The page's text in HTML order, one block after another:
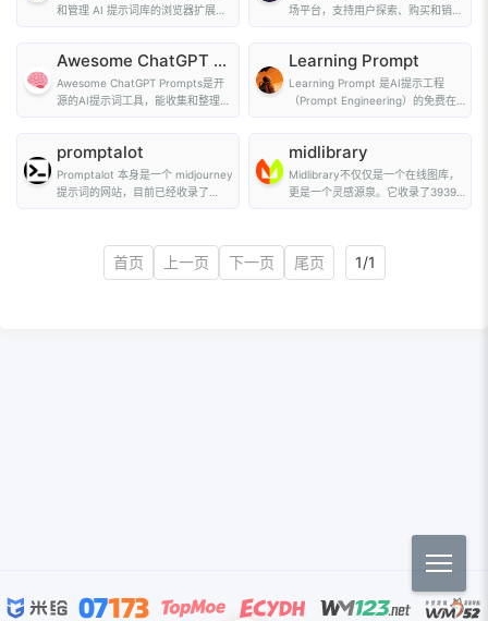
和管理 AI 提示词库的浏览器扩展工
场平台，支持用户探索、购买和销售
Awesome ChatGPT Prompts
Awesome ChatGPT Prompts是开
源的AI提示词工具，能收集和整理各
Learning Prompt
Learning Prompt 是AI提示工程
（Prompt Engineering）的免费在
promptalot
Promptalot 本身是一个 midjourney
提示词的网站，目前已经收录了
midlibrary
Midlibrary不仅仅是一个在线图库，
更是一个灵感源泉。它收录了3939
首页 上一页 下一页 尾页 1/1